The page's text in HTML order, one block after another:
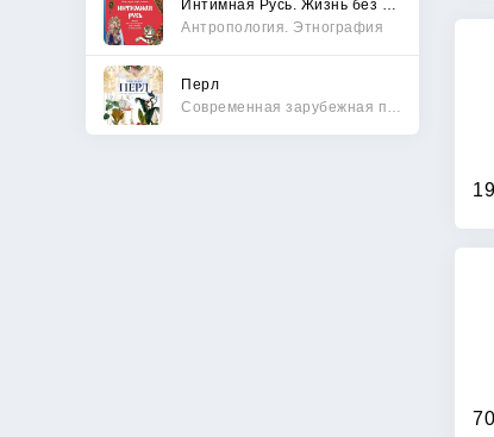
Антропология. Этнография
Перл